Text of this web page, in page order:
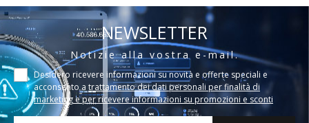
NEWSLETTER
Notizie alla vostra e-mail.
Desidero ricevere informazioni su novità e offerte speciali e
acconsento a trattamento dei dati personali per finalità di
marketing e per ricevere informazioni su promozioni e sconti